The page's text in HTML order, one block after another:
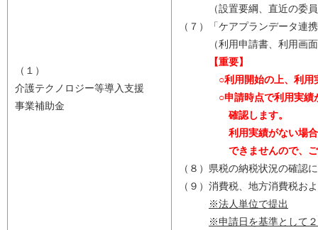
（１）
介護テクノロジー等導入支援
事業補助金
（設置要綱、直近の委員
（７）「ケアプランデータ連
（利用申請書、利用画面
【重要】
○利用開始の上、利用実
○申請時点で利用実績
確認します。
利用実績がない場合、要
できませんので、ご留
（８）県税の納税状況の確認
（９）消費税、地方消費税お
※法人単位で提出
※申請日を基準として